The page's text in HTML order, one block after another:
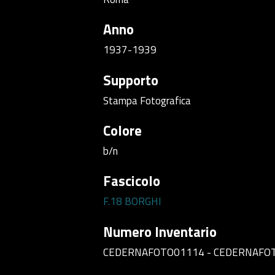
Anno
1937-1939
Supporto
Stampa Fotografica
Colore
b/n
Fascicolo
F.18 BORGHI
Numero Inventario
CEDERNAFOTO01114 -